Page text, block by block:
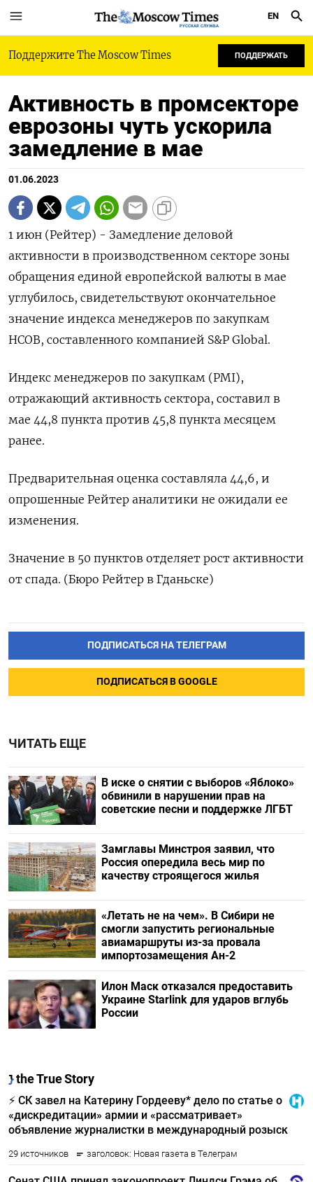
РУССКАЯ СЛУЖБА
EN
Поддержите The Moscow Times ПОДДЕРЖАТЬ
Активность в промсекторе
еврозоны чуть ускорила
замедление в мае
01.06.2023
1 июн (Рейтер) - Замедление деловой
активности в производственном секторе зоны
обращения единой европейской валюты в мае
углубилось, свидетельствуют окончательное
значение индекса менеджеров по закупкам
HCOB, составленного компанией S&P Global.
Индекс менеджеров по закупкам (PMI),
отражающий активность сектора, составил в
мае 44,8 пункта против 45,8 пункта месяцем
ранее.
Предварительная оценка составляла 44,6, и
опрошенные Рейтер аналитики не ожидали ее
изменения.
Значение в 50 пунктов отделяет рост активности
от спада. (Бюро Рейтер в Гданьске)
ПОДПИСАТЬСЯ НА ТЕЛЕГРАМ
ПОДПИСАТЬСЯ В GOOGLE
ЧИТАТЬ ЕЩЕ
В иске о снятии с выборов «Яблоко»
обвинили в нарушении прав на
советские песни и поддержке ЛГБТ
Замглавы Минстроя заявил, что
Россия опередила весь мир по
качеству строящегося жилья
«Летать не на чем». В Сибири не
смогли запустить региональные
авиамаршруты из-за провала
импортозамещения Ан-2
Илон Маск отказался предоставить
Украине Starlink для ударов вглубь
России